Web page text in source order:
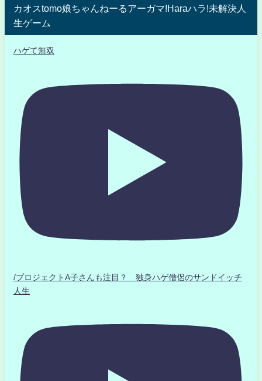
カオスtomo娘ちゃんねーるアーガマ!Haraハラ!未解決人
生ゲーム
ハゲて無双
/プロジェクトA子さんも注目？ 独身ハゲ僧侶のサンドイッチ
人生